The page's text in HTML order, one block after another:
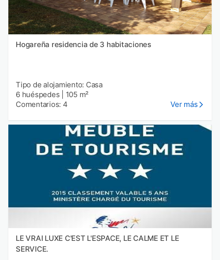
Hogareña residencia de 3 habitaciones
Tipo de alojamiento: Casa
6 huéspedes
105 m²
Comentarios: 4
Ver más
LE VRAI LUXE C'EST L'ESPACE, LE CALME ET LE
SERVICE.